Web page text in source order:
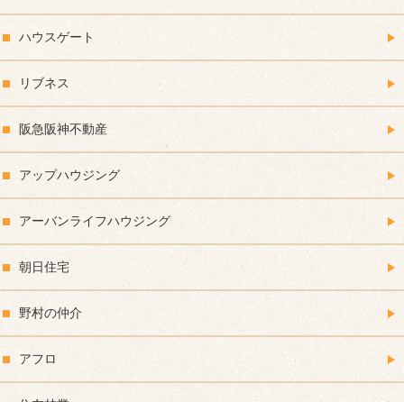
ハウスゲート
リブネス
阪急阪神不動産
アップハウジング
アーバンライフハウジング
朝日住宅
野村の仲介
アフロ